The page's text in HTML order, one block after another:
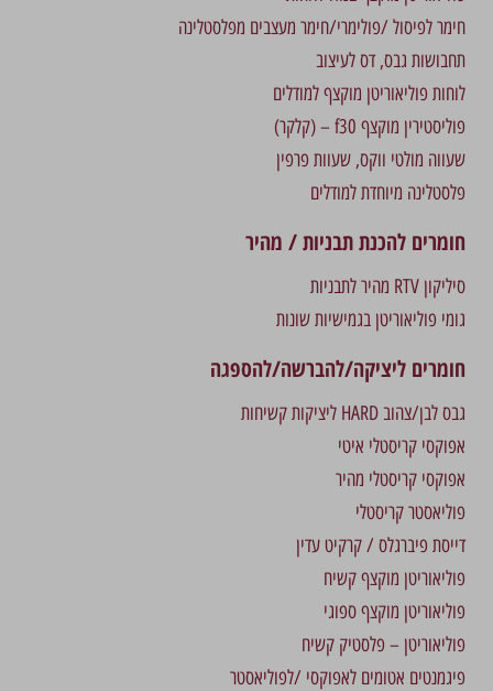
חימר לפיסול /פולימרי/חימר מעצבים מפלסטלינה
תחבושות גבס, דס לעיצוב
לוחות פוליאוריטן מוקצף למודלים
פוליסטירין מוקצף f30 – (קלקר)
שעווה מולטי ווקס, שעוות פרפין
פלסטלינה מיוחדת למודלים
חומרים להכנת תבניות / מהיר
סיליקון RTV מהיר לתבניות
גומי פוליאוריטן בגמישיות שונות
חומרים ליציקה/להברשה/להספגה
גבס לבן/צהוב HARD ליציקות קשיחות
אפוקסי קריסטלי איטי
אפוקסי קריסטלי מהיר
פוליאסטר קריסטלי
דייסת פיברגלס / קרקיט עדין
פוליאוריטן מוקצף קשיח
פוליאוריטן מוקצף ספוגי
פוליאוריטן – פלסטיק קשיח
פיגמנטים אטומים לאפוקסי /לפוליאסטר